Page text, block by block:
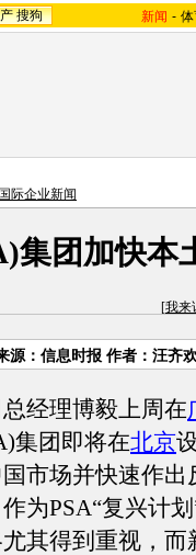
搜狗 新闻 -
际企业新闻
集团加快本
[我来
源：信息时报 作者：汪齐
经理博毅上周在
集团即将在北京
市场并快速作出
为PSA“复兴计
其得到重视，而